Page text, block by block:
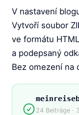
V nastavení
Vytvoří soubor
ve formátu
a podepsaný
Bez omezení na
24 Beiträge ·